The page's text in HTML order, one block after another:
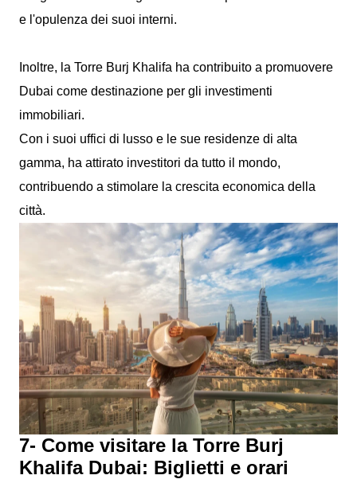
e l'opulenza dei suoi interni.
Inoltre, la Torre Burj Khalifa ha contribuito a promuovere
Dubai come destinazione per gli investimenti
immobiliari.
Con i suoi uffici di lusso e le sue residenze di alta
gamma, ha attirato investitori da tutto il mondo,
contribuendo a stimolare la crescita economica della
città.
7- Come visitare la Torre Burj
Khalifa Dubai: Biglietti e orari